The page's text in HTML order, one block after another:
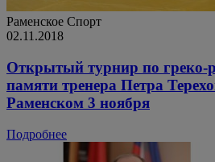
Раменское Спорт
02.11.2018
Открытый турнир по греко-
памяти тренера Петра
Раменском 3 ноября
Подробнее